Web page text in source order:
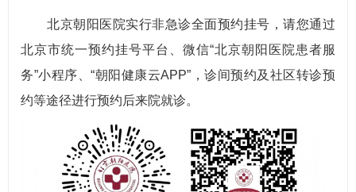
北京朝阳医院实行非急诊全面预约挂号，请您通过
北京市统一预约挂号平台、微信“北京朝阳医院患者服
务”小程序、“朝阳健康云APP”，诊间预约及社区转诊预
约等途径进行预约后来院就诊。